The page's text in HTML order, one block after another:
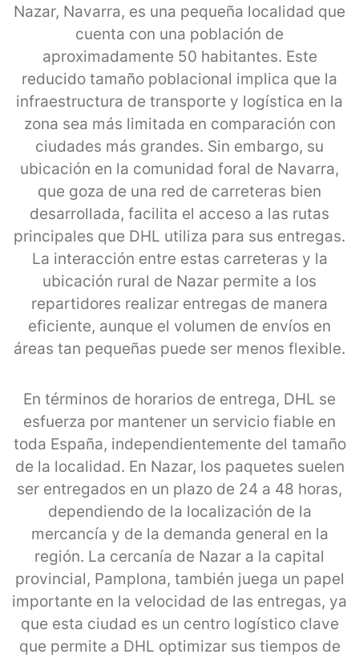
Nazar, Navarra, es una pequeña localidad que
cuenta con una población de
aproximadamente 50 habitantes. Este
reducido tamaño poblacional implica que la
infraestructura de transporte y logística en la
zona sea más limitada en comparación con
ciudades más grandes. Sin embargo, su
ubicación en la comunidad foral de Navarra,
que goza de una red de carreteras bien
desarrollada, facilita el acceso a las rutas
principales que DHL utiliza para sus entregas.
La interacción entre estas carreteras y la
ubicación rural de Nazar permite a los
repartidores realizar entregas de manera
eficiente, aunque el volumen de envíos en
áreas tan pequeñas puede ser menos flexible.
En términos de horarios de entrega, DHL se
esfuerza por mantener un servicio fiable en
toda España, independientemente del tamaño
de la localidad. En Nazar, los paquetes suelen
ser entregados en un plazo de 24 a 48 horas,
dependiendo de la localización de la
mercancía y de la demanda general en la
región. La cercanía de Nazar a la capital
provincial, Pamplona, también juega un papel
importante en la velocidad de las entregas, ya
que esta ciudad es un centro logístico clave
que permite a DHL optimizar sus tiempos de